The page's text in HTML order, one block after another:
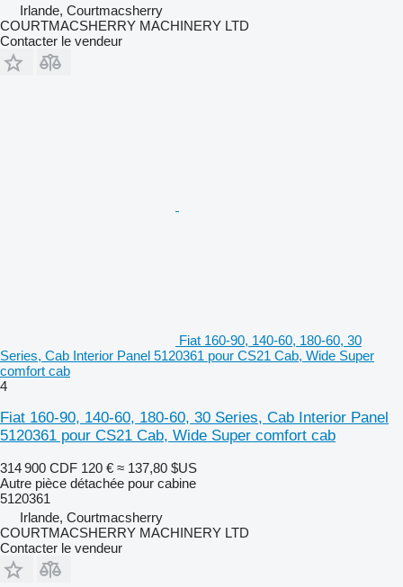
Irlande, Courtmacsherry
COURTMACSHERRY MACHINERY LTD
Contacter le vendeur
Fiat 160-90, 140-60, 180-60, 30
Series, Cab Interior Panel 5120361 pour CS21 Cab, Wide Super
comfort cab
4
Fiat 160-90, 140-60, 180-60, 30 Series, Cab Interior Panel
5120361 pour CS21 Cab, Wide Super comfort cab
314 900 CDF 120 € ≈ 137,80 $US
Autre pièce détachée pour cabine
5120361
Irlande, Courtmacsherry
COURTMACSHERRY MACHINERY LTD
Contacter le vendeur